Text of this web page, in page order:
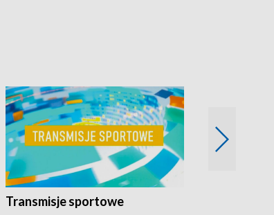
Transmisje sportowe